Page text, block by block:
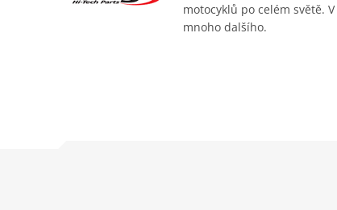
motocyklů po celém světě.
mnoho dalšího.